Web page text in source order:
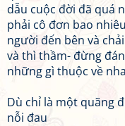
dẫu cuộc đời đã quá
phải cô đơn bao
người đến bên và
và thì thầm- đừng
những gì thuộc về
Dù chỉ là một quãng
nỗi đau